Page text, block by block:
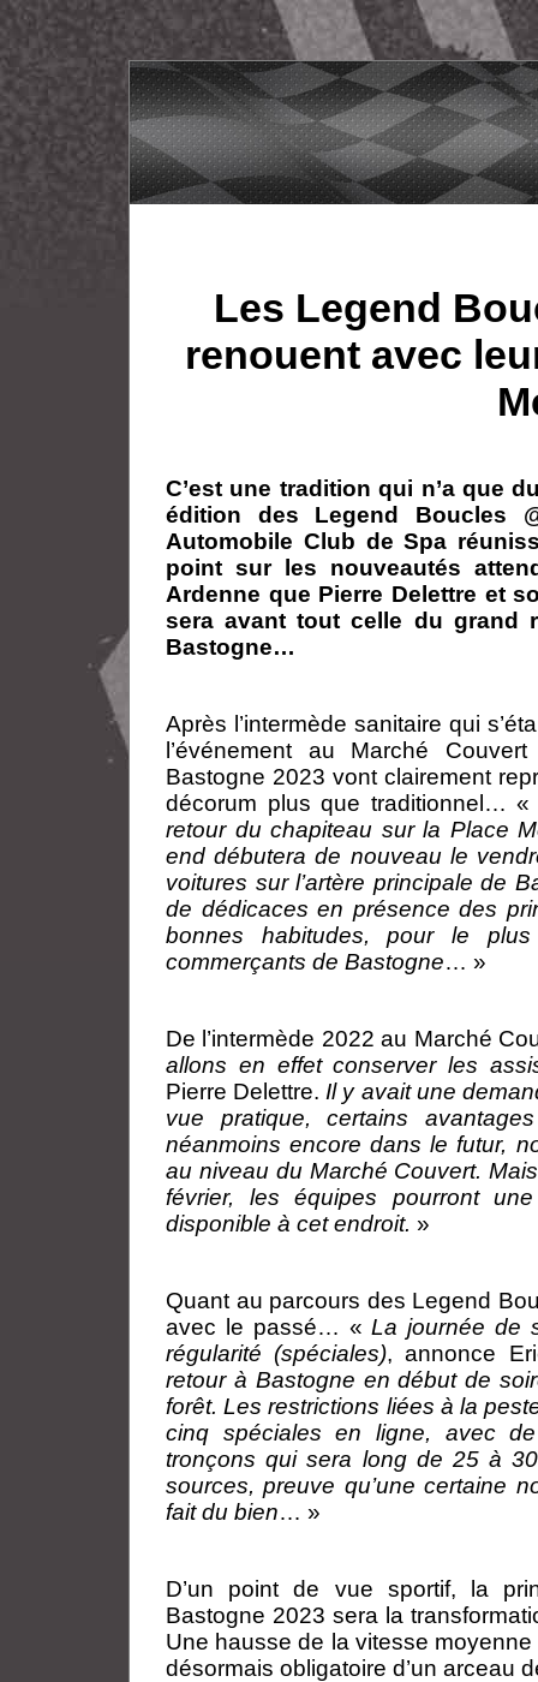
Les Legend
renouent avec
C’est une tradition qui n’a que
édition des Legend Boucles
Automobile Club de Spa
point sur les nouveautés
Ardenne que Pierre Delettre et
sera avant tout celle du grand
Bastogne…
Après l’intermède sanitaire qui
l’événement au Marché
Bastogne 2023 vont clairement
décorum plus que traditionnel…
retour du chapiteau sur la Place
end débutera de nouveau le
voitures sur l’artère principale de
de dédicaces en présence des
bonnes habitudes, pour le
commerçants de Bastogne… »
De l’intermède 2022 au Marché
allons en effet conserver les
Pierre Delettre. Il y avait une
vue pratique, certains
néanmoins encore dans le futur,
au niveau du Marché Couvert.
février, les équipes pourront
disponible à cet endroit. »
Quant au parcours des Legend
avec le passé… «La journée de
régularité (spéciales), annonce
retour à Bastogne en début de
forêt. Les restrictions liées à la
cinq spéciales en ligne, avec
tronçons qui sera long de 25 à
sources, preuve qu’une certaine
fait du bien… »
D’un point de vue sportif, la
Bastogne 2023 sera la
Une hausse de la vitesse
désormais obligatoire d’un arceau